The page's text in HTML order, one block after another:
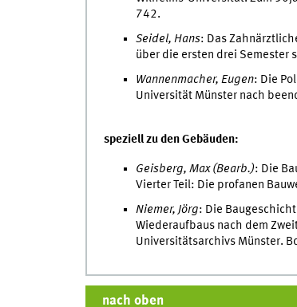
742.
Seidel, Hans: Das
über die ersten drei Semester
Wannenmacher, Eugen: Die
Universität Münster nach
speziell zu den Gebäuden:
Geisberg, Max (Bearb.): Die
Vierter Teil: Die profanen
Niemer, Jörg: Die
Wiederaufbaus nach dem
Universitätsarchivs Münster.
nach oben